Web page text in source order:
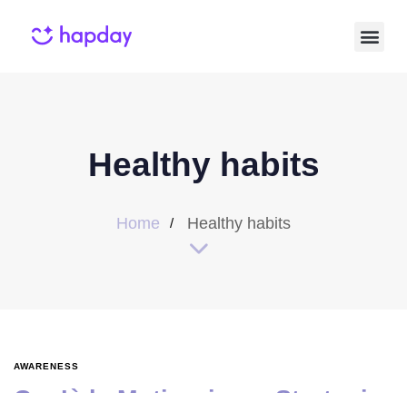
Healthy habits
Home Healthy habits
AWARENESS